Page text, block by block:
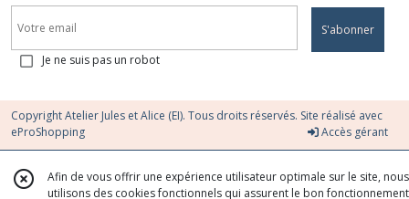
S'abonner
Je ne suis pas un robot
Copyright Atelier Jules et Alice (EI). Tous droits réservés. Site réalisé avec
eProShopping
Accès gérant
Afin de vous offrir une expérience utilisateur optimale sur le site, nous
utilisons des cookies fonctionnels qui assurent le bon fonctionnement